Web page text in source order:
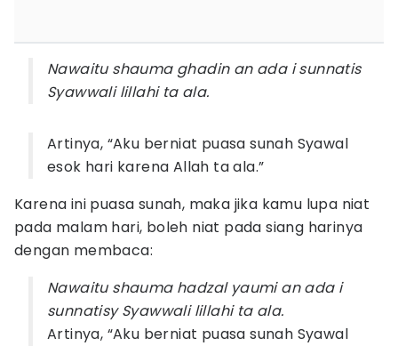
Nawaitu shauma ghadin an ada i sunnatis
Syawwali lillahi ta ala.
Artinya, “Aku berniat puasa sunah Syawal
esok hari karena Allah ta ala.”
Karena ini puasa sunah, maka jika kamu lupa niat
pada malam hari, boleh niat pada siang harinya
dengan membaca:
Nawaitu shauma hadzal yaumi an ada i
sunnatisy Syawwali lillahi ta ala.
Artinya, “Aku berniat puasa sunah Syawal